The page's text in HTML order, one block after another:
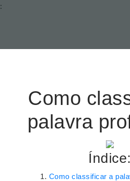
:
Como
palavra
Índice:
Como classificar a